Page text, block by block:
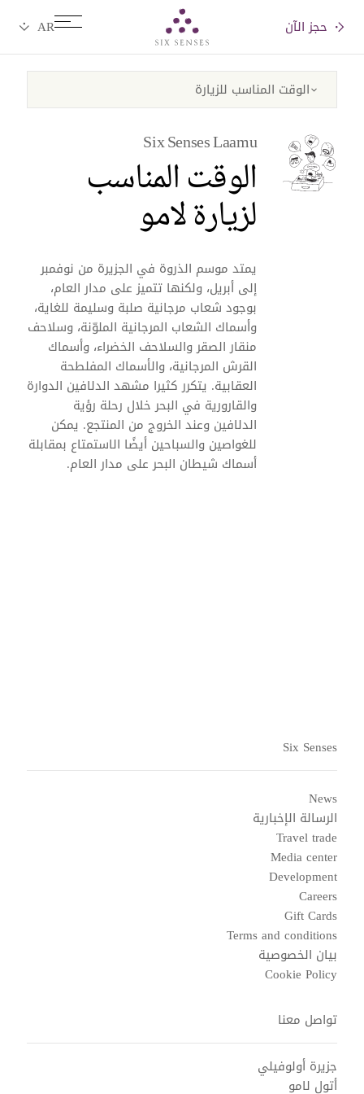
حجز الآن
Six Senses Laamu
الوقت المناسب
لزيارة لامو
يمتد موسم الذروة في الجزيرة من نوفمبر
إلى أبريل، ولكنها تتميز على مدار العام،
بوجود شعاب مرجانية صلبة وسليمة للغاية،
وأسماك الشعاب المرجانية الملوّنة، وسلاحف
منقار الصقر والسلاحف الخضراء، وأسماك
القرش المرجانية، والأسماك المفلطحة
العقابية. يتكرر كثيرا مشهد الدلافين الدوارة
والقارورية في البحر خلال رحلة رؤية
الدلافين وعند الخروج من المنتجع. يمكن
للغواصين والسباحين أيضًا الاستمتاع بمقابلة
أسماك شيطان البحر على مدار العام.
Six Senses
News
الرسالة الإخبارية
Travel trade
Media center
Development
Careers
Gift Cards
Terms and conditions
بيان الخصوصية
Cookie Policy
تواصل معنا
جزيرة أولوفيلي
أتول لامو